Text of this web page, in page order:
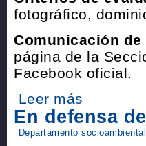
fotográfico,
Comunicación
página de la
Facebook oficial.
Leer más
En defensa
Departamento